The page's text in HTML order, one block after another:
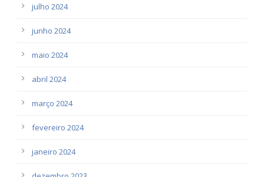
julho 2024
junho 2024
maio 2024
abril 2024
março 2024
fevereiro 2024
janeiro 2024